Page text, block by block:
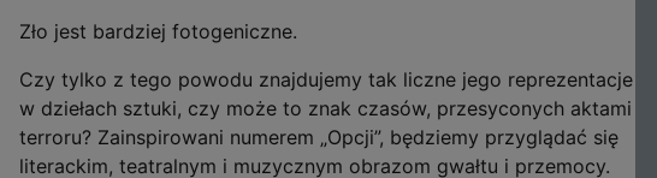
Zło jest bardziej fotogeniczne.
Czy tylko z tego powodu znajdujemy tak liczne jego reprezentacje
w dziełach sztuki, czy może to znak czasów, przesyconych aktami
terroru? Zainspirowani numerem „Opcji”, będziemy przyglądać się
literackim, teatralnym i muzycznym obrazom gwałtu i przemocy.